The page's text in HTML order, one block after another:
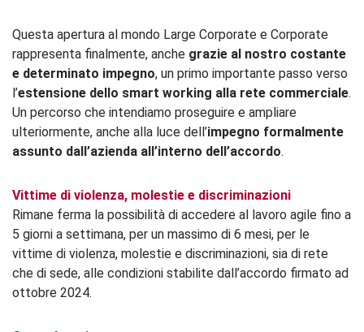
Questa apertura al mondo Large Corporate e Corporate
rappresenta finalmente, anche grazie al nostro costante
e determinato impegno, un primo importante passo verso
l’estensione dello smart working alla rete commerciale.
Un percorso che intendiamo proseguire e ampliare
ulteriormente, anche alla luce dell’impegno formalmente
assunto dall’azienda all’interno dell’accordo.
Vittime di violenza, molestie e discriminazioni
Rimane ferma la possibilità di accedere al lavoro agile fino a
5 giorni a settimana, per un massimo di 6 mesi, per le
vittime di violenza, molestie e discriminazioni, sia di rete
che di sede, alle condizioni stabilite dall’accordo firmato ad
ottobre 2024.